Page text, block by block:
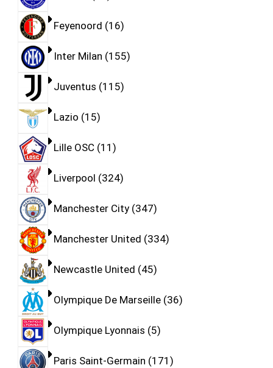
Feyenoord 16
Inter Milan 155
Juventus 115
Lazio 15
Lille OSC 11
Liverpool 324
Manchester City 347
Manchester United 334
Newcastle United 45
Olympique De Marseille 36
Olympique Lyonnais 5
Paris Saint-Germain 171